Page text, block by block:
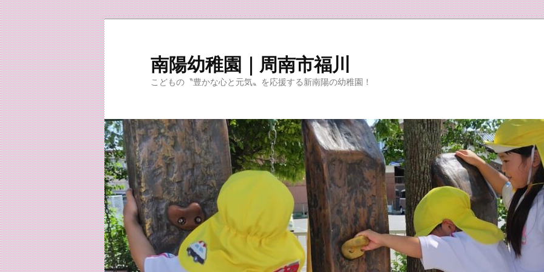
メ
イ
ン
コ
ン
テ
ン
ツ
へ
移
動
サ
ブ
コ
ン
テ
ン
ツ
へ
移
動
南陽幼稚園｜周南市福川
こどもの〝豊かな心と元気〟を応援する新南陽の幼稚園！